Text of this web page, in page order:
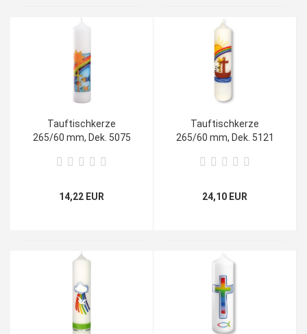
Tauftischkerze
265/60 mm, Dek. 5075
14,22 EUR
Tauftischkerze
265/60 mm, Dek. 5121
24,10 EUR